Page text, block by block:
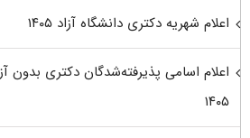
اعلام شهریه دکتری دانشگاه آزاد ۱۴۰۵
اعلام اسامی پذیرفته‌شدگان دکتری بدون
۱۴۰۵